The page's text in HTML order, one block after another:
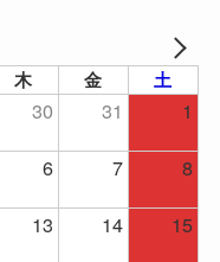
木 金 土
30 31
1
6 7 8
13 14
15